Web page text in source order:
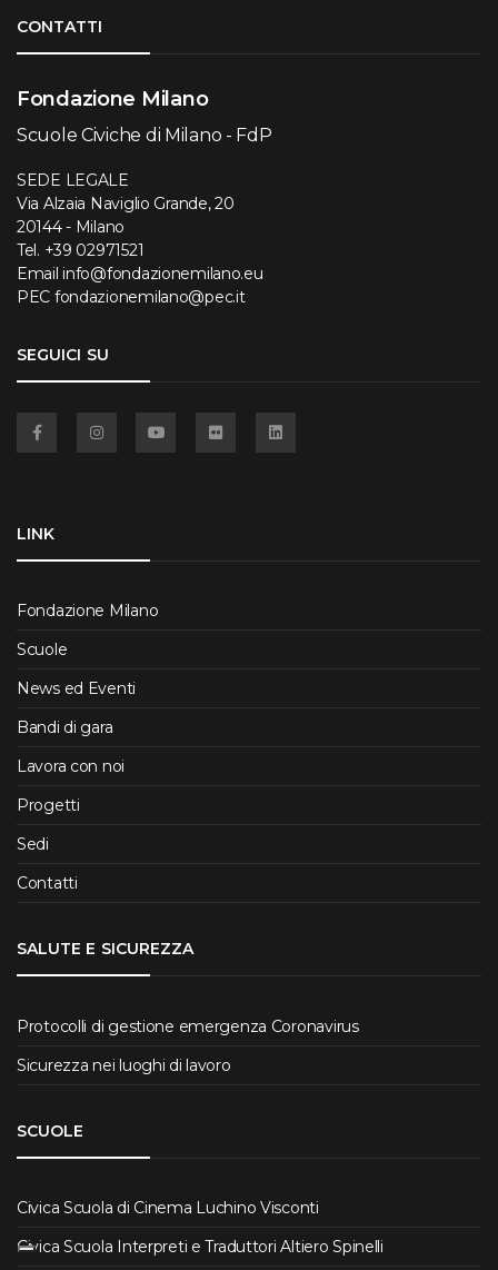
CONTATTI
Fondazione Milano
Scuole Civiche di Milano - FdP
SEDE LEGALE
Via Alzaia Naviglio Grande, 20
20144 - Milano
Tel. +39 02971521
Email info@fondazionemilano.eu
PEC fondazionemilano@pec.it
SEGUICI SU
LINK
Fondazione Milano
Scuole
News ed Eventi
Bandi di gara
Lavora con noi
Progetti
Sedi
Contatti
SALUTE E SICUREZZA
Protocolli di gestione emergenza Coronavirus
Sicurezza nei luoghi di lavoro
SCUOLE
Civica Scuola di Cinema Luchino Visconti
Civica Scuola Interpreti e Traduttori Altiero Spinelli